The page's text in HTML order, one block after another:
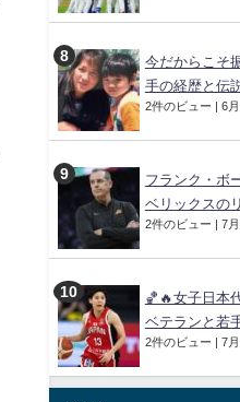
今だからこそ
手の経歴と伝
2件のビュー 6
フランク・ボ
ベリックスの
2件のビュー 7
🏀🔥女子日本
ベテランと若
2件のビュー 7